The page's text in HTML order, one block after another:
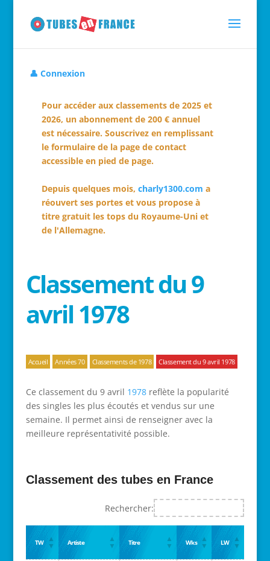
👤 Connexion
Pour accéder aux classements de 2025 et
2026, un abonnement de 200 € annuel
est nécessaire. Souscrivez en remplissant
le formulaire de la page de contact
accessible en pied de page.
Depuis quelques mois, charly1300.com a
réouvert ses portes et vous propose à
titre gratuit les tops du Royaume-Uni et
de l'Allemagne.
Classement du 9
avril 1978
Accueil Années 70 Classements de 1978 Classement du 9 avril 1978
Ce classement du 9 avril 1978reflète la popularité
des singles les plus écoutés et vendus sur une
semaine. Il permet ainsi de renseigner avec la
meilleure représentativité possible.
Classement des tubes en France
Rechercher:
TW Artiste Titre Wks LW